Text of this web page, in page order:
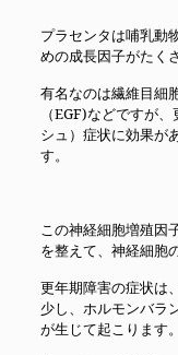
プラセンタは哺乳動
めの成長因子がたく
有名なのは繊維目細
（EGF)などですが
シュ）症状に効果が
す。
この神経細胞増殖因
を整えて、神経細胞
更年期障害の症状は
少し、ホルモンバラ
が生じて起こります。